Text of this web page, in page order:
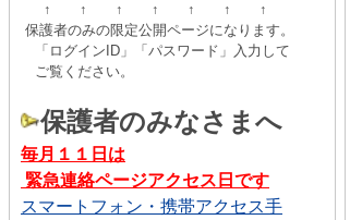
↑ ↑ ↑ ↑ ↑ ↑ ↑
保護者のみの限定公開ページになります。
「ログインID」「パスワード」入力して
ご覧ください。
保護者のみなさまへ
毎月１１日は
緊急連絡ページアクセス日です
スマートフォン・携帯アクセス手